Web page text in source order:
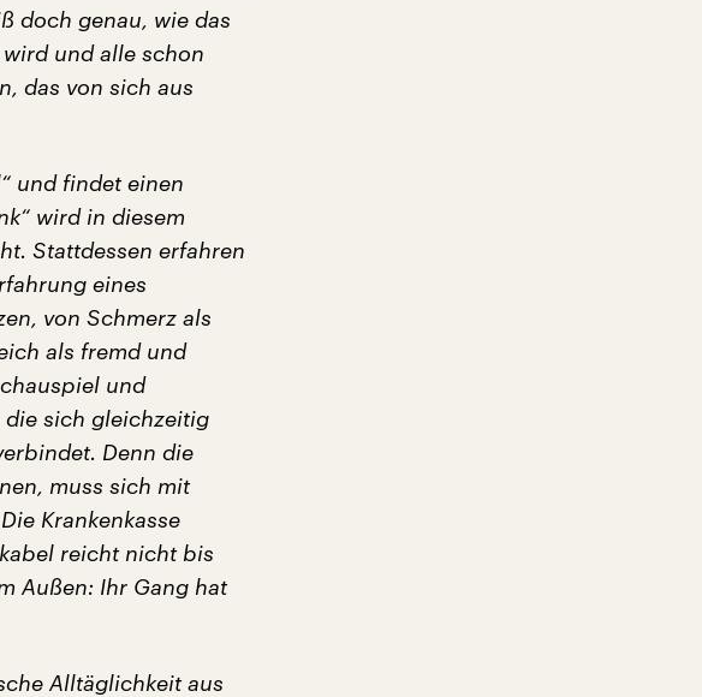
doch genau, wie das
und alle schon
das von sich aus
und findet einen
wird in diesem
Stattdessen erfahren
eines
von Schmerz als
als fremd und
und
sich gleichzeitig
Denn die
muss sich mit
Krankenkasse
reicht nicht bis
Außen: Ihr Gang hat
Alltäglichkeit aus